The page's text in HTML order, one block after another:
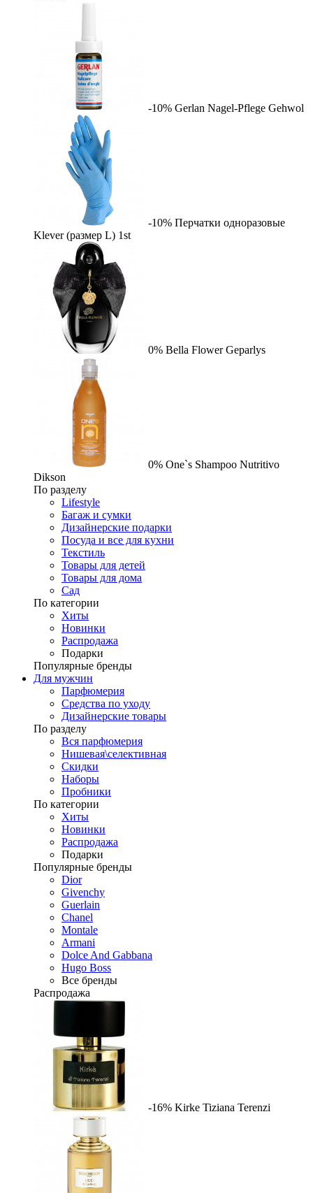
-10% Gerlan Nagel-Pflege Gehwol
-10% Перчатки одноразовые
Klever (размер L) 1st
0% Bella Flower Geparlys
0% One`s Shampoo Nutritivo
Dikson
По разделу
Lifestyle
Багаж и сумки
Дизайнерские подарки
Посуда и все для кухни
Текстиль
Товары для детей
Товары для дома
Сад
По категории
Хиты
Новинки
Распродажа
Подарки
Популярные бренды
Для мужчин
Парфюмерия
Средства по уходу
Дизайнерские товары
По разделу
Вся парфюмерия
Нишевая\селективная
Скидки
Наборы
Пробники
По категории
Хиты
Новинки
Распродажа
Подарки
Популярные бренды
Dior
Givenchy
Guerlain
Chanel
Montale
Armani
Dolce And Gabbana
Hugo Boss
Все бренды
Распродажа
-16% Kirke Tiziana Terenzi